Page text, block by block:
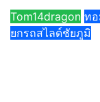
Tom14dragon ท
ยกรถสไลด์ชัยภูมิ